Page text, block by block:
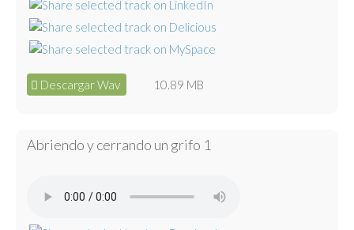
Descargar Wav 10.89 MB
Abriendo y cerrando un grifo 1